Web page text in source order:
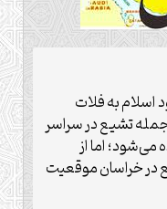
به فلات
تشیع در سراسر
می‌شود؛ اما از
در خراسان موقعیت